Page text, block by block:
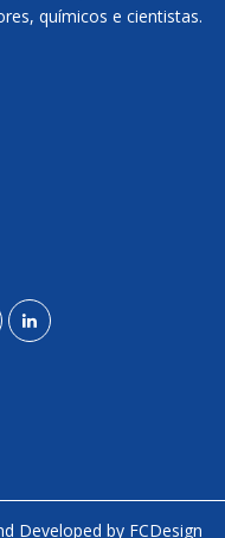
químicos e cientistas.
Developed by FCDesign